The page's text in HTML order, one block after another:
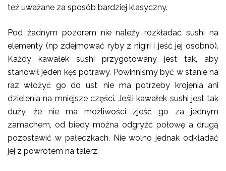
też uważane za sposób bardziej klasyczny.
Pod żadnym pozorem nie należy rozkładać sushi na
elementy (np zdejmować ryby z nigiri i jeść jej osobno).
Każdy kawałek sushi przygotowany jest tak, aby
stanowił jeden kęs potrawy. Powinniśmy być w stanie na
raz włożyć go do ust, nie ma potrzeby krojenia ani
dzielenia na mniejsze części. Jeśli kawałek sushi jest tak
duży, że nie ma możliwości zjeść go za jednym
zamachem, od biedy można odgryźć połowę a drugą
pozostawić w pałeczkach. Nie wolno jednak odkładać
jej z powrotem na talerz.